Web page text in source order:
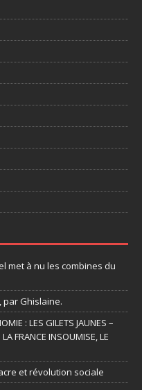
met à nu les combines du
Ghislaine.
: LES GILETS JAUNES –
LA FRANCE INSOUMISE, LE
et révolution sociale